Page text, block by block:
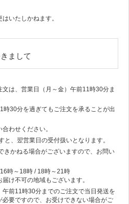
いたしかねます。
まして
は、営業日（月～金）午前11時30分ま
30分を過ぎてもご注文を承ることが出
わせください。
、翌営業日の受付扱いとなります。
かねる場合がございますので、お問い
時～18時 / 18時～21時
け不可の地域もございます。
前11時30分までのご注文で当日発送を
要ですので、お受けできない場合がご